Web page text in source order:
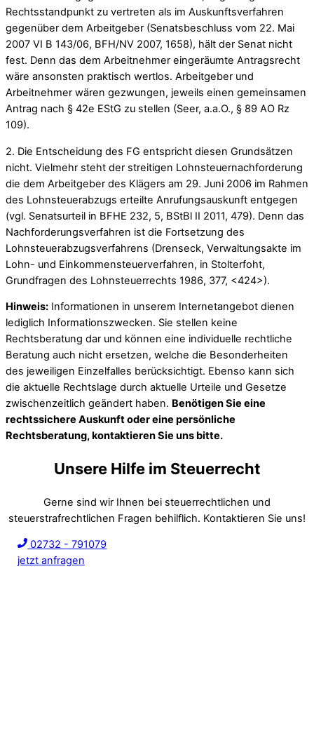
Rechtsstandpunkt zu vertreten als im Auskunftsverfahren
gegenüber dem Arbeitgeber (Senatsbeschluss vom 22. Mai
2007 VI B 143/06, BFH/NV 2007, 1658), hält der Senat nicht
fest. Denn das dem Arbeitnehmer eingeräumte Antragsrecht
wäre ansonsten praktisch wertlos. Arbeitgeber und
Arbeitnehmer wären gezwungen, jeweils einen gemeinsamen
Antrag nach § 42e EStG zu stellen (Seer, a.a.O., § 89 AO Rz
109).
2. Die Entscheidung des FG entspricht diesen Grundsätzen
nicht. Vielmehr steht der streitigen Lohnsteuernachforderung
die dem Arbeitgeber des Klägers am 29. Juni 2006 im Rahmen
des Lohnsteuerabzugs erteilte Anrufungsauskunft entgegen
(vgl. Senatsurteil in BFHE 232, 5, BStBl II 2011, 479). Denn das
Nachforderungsverfahren ist die Fortsetzung des
Lohnsteuerabzugsverfahrens (Drenseck, Verwaltungsakte im
Lohn- und Einkommensteuerverfahren, in Stolterfoht,
Grundfragen des Lohnsteuerrechts 1986, 377, <424>).
Hinweis: Informationen in unserem Internetangebot dienen
lediglich Informationszwecken. Sie stellen keine
Rechtsberatung dar und können eine individuelle rechtliche
Beratung auch nicht ersetzen, welche die Besonderheiten
des jeweiligen Einzelfalles berücksichtigt. Ebenso kann sich
die aktuelle Rechtslage durch aktuelle Urteile und Gesetze
zwischenzeitlich geändert haben. Benötigen Sie eine
rechtssichere Auskunft oder eine persönliche
Rechtsberatung, kontaktieren Sie uns bitte.
Unsere Hilfe im Steuerrecht
Gerne sind wir Ihnen bei steuerrechtlichen und
steuerstrafrechtlichen Fragen behilflich. Kontaktieren Sie uns!
02732 - 791079
jetzt anfragen